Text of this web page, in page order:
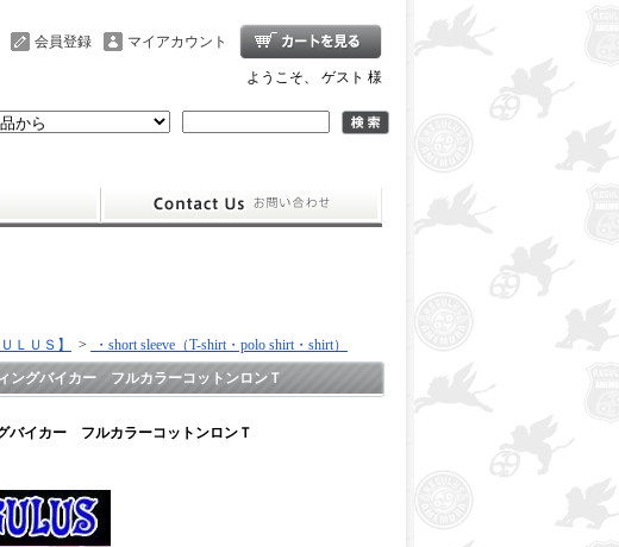
マイアカウント
会員登録
ようこそ、 ゲスト 様
ＬＵＳ】 >
・short sleeve（T-shirt・polo shirt・shirt）
ングバイカー フルカラーコットンロンＴ
バイカー フルカラーコットンロンＴ